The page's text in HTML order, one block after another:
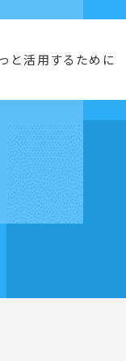
と活用するために